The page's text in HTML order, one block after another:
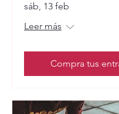
sáb, 13 feb
Leer más
Compra tus